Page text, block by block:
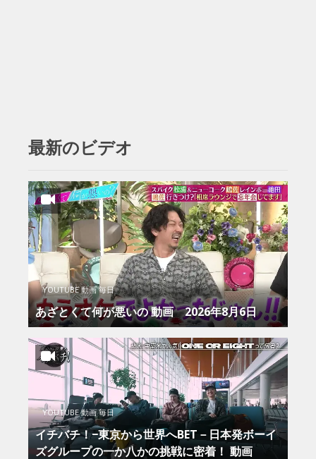
最新のビデオ
YOUTUBE 動画 毎日
あざとくて何が悪いの 動画 2026年8月6日
YOUTUBE 動画 毎日
イチバチ！−東京から世界へBET－日本発ボーイ
ズグループの一か八かの挑戦に密着！ 動画